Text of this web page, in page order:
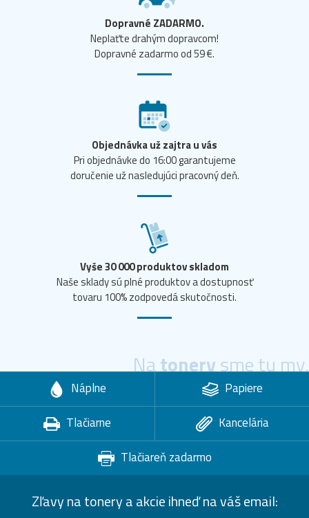
Dopravné ZADARMO.
Neplaťte drahým dopravcom!
Dopravné zadarmo od 59 €.
Objednávka už zajtra u vás
Pri objednávke do 16:00 garantujeme
doručenie už nasledujúci pracovný deň.
Vyše 30 000 produktov skladom
Naše sklady sú plné produktov a dostupnosť
tovaru 100% zodpovedá skutočnosti.
Natonerysme tu my.
Náplne
Papiere
Tlačiarne
Kancelária
Tlačiareň zadarmo
Zľavy na tonery a akcie ihneď na váš email: